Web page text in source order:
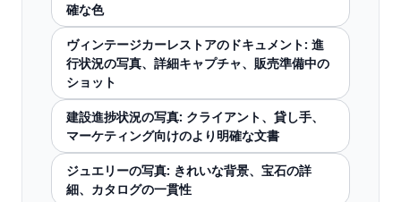
確な色
ヴィンテージカーレストアのドキュメント: 進
行状況の写真、詳細キャプチャ、販売準備中の
ショット
建設進捗状況の写真: クライアント、貸し手、
マーケティング向けのより明確な文書
ジュエリーの写真: きれいな背景、宝石の詳
細、カタログの一貫性